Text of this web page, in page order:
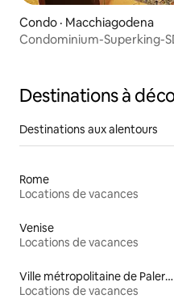
Condo · Macchiagodena
Condominium-Superking-
Destinations à
Destinations aux alentours
Rome
Locations de vacances
Venise
Locations de vacances
Ville métropolitaine de Palerme
Locations de vacances